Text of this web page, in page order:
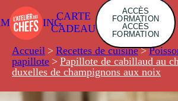
CARTE
CADEAU
ACCÈS
FORMATION
ACCÈS
FORMATION
Accueil > Recettes de cuisine >
papillote > Papillote de cabillaud au
duxelles de champignons aux noix